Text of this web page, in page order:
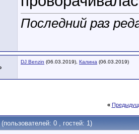
Последний раз
DJ Benzin (06.03.2019), Калина (06.03.2019)
«
(пользователей: 0 , гостей: 1)